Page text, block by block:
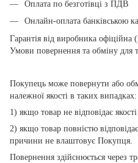
Оплата по безготівці з ПДВ
Онлайн-оплата банківською
Гарантія від виробника
Умови повернення та обміну для
Покупець може повернути або
належної якості в таких випадках:
1) якщо товар не відповідає
2) якщо товар повністю
причини не влаштовує Покупця.
Повернення здійснюється через